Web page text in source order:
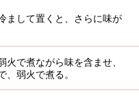
まして置くと、さらに味が
で煮ながら味を含ませ、
、弱火で煮る。